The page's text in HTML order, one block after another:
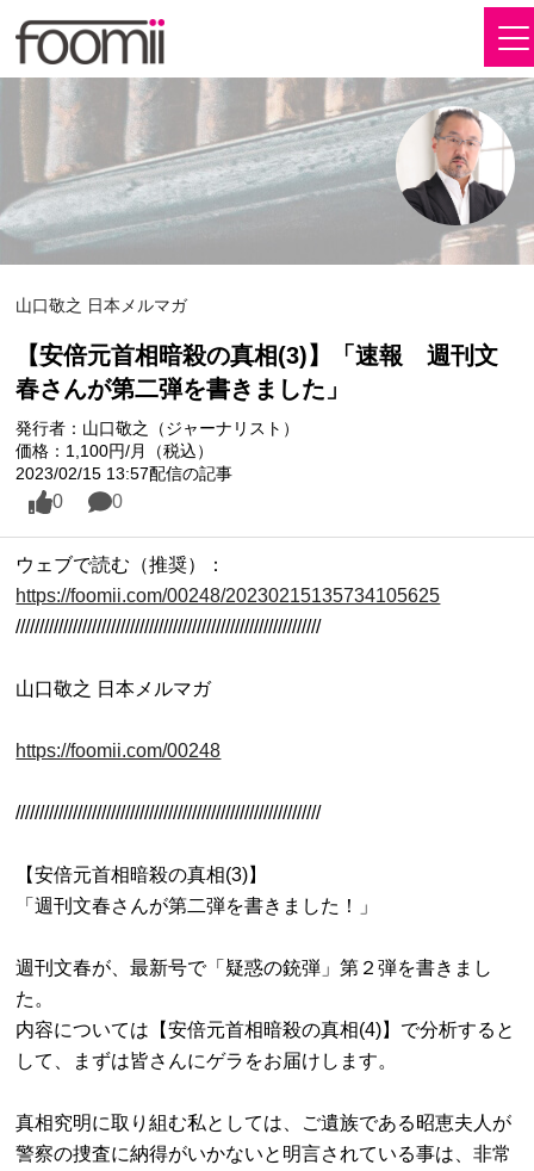
山口敬之 日本メルマガ
【安倍元首相暗殺の真相(3)】「速報 週刊文
春さんが第二弾を書きました」
発行者：山口敬之（ジャーナリスト）
価格：1,100円/月（税込）
2023/02/15 13:57配信の記事
0 0
ウェブで読む（推奨）：
https://foomii.com/00248/20230215135734105625
////////////////////////////////////////////////////////////////
山口敬之 日本メルマガ
https://foomii.com/00248
////////////////////////////////////////////////////////////////
【安倍元首相暗殺の真相(3)】
「週刊文春さんが第二弾を書きました！」
週刊文春が、最新号で「疑惑の銃弾」第２弾を書きまし
た。
内容については【安倍元首相暗殺の真相(4)】で分析すると
して、まずは皆さんにゲラをお届けします。
真相究明に取り組む私としては、ご遺族である昭恵夫人が
警察の捜査に納得がいかないと明言されている事は、非常